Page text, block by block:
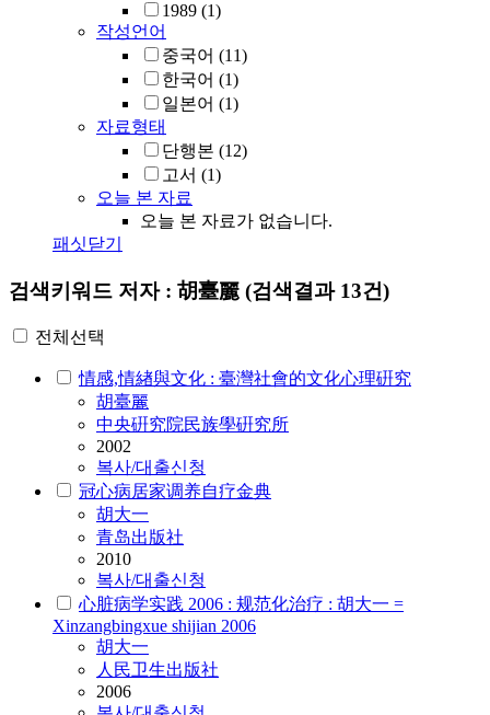
1989 (1)
작성언어
중국어 (11)
한국어 (1)
일본어 (1)
자료형태
단행본 (12)
고서 (1)
오늘 본 자료
오늘 본 자료가 없습니다.
패싯닫기
검색키워드 저자 : 胡臺麗 (검색결과 13건)
전체선택
情感,情緖與文化 : 臺灣社會的文化心理硏究
胡臺麗
中央硏究院民族學硏究所
2002
복사/대출신청
冠心病居家调养自疗金典
胡大一
青岛出版社
2010
복사/대출신청
心脏病学实践 2006 : 规范化治疗 : 胡大一 =
Xinzangbingxue shijian 2006
胡大一
人民卫生出版社
2006